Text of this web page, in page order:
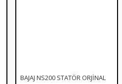
BAJAJ NS200 STATÖR ORJİNAL